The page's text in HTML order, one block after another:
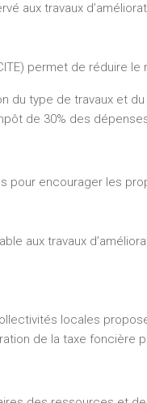
aux travaux
permet de réduire
du type de travaux et
de 30% des
pour encourager les
aux travaux
locales
de la taxe foncière